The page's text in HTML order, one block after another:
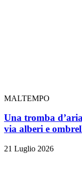
MALTEMPO
Una tromba
via alberi e
21 Luglio 2026